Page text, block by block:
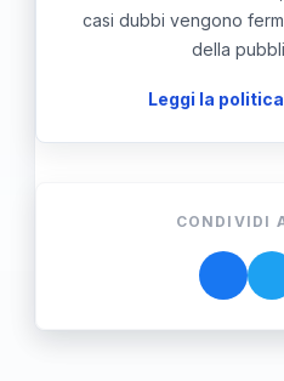
casi dubbi vengono
della
Leggi la
CONDIVIDI